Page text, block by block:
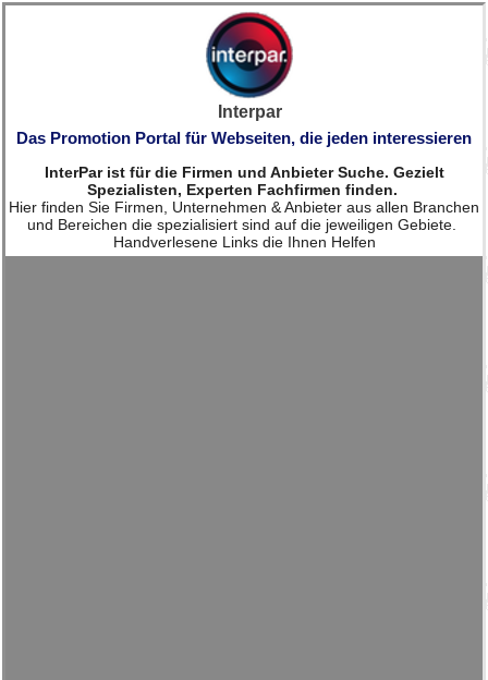
Interpar
Das Promotion Portal für Webseiten, die jeden interessieren
InterPar ist für die Firmen und Anbieter Suche. Gezielt
Spezialisten, Experten Fachfirmen finden.
Hier finden Sie Firmen, Unternehmen & Anbieter aus allen Branchen
und Bereichen die spezialisiert sind auf die jeweiligen Gebiete.
Handverlesene Links die Ihnen Helfen